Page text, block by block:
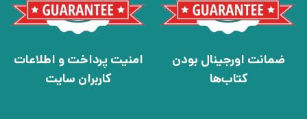
ضمانت اورجینال بودن
کتاب‌ها
امنیت پرداخت و اطلاعات
کاربران سایت